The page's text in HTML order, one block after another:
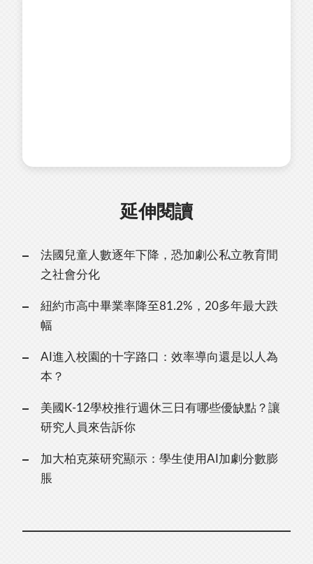
延伸閱讀
法國兒童人數逐年下降，恐加劇公私立教育間
之社會分化
紐約市高中畢業率降至81.2%，20多年最大跌
幅
AI進入校園的十字路口：效率導向還是以人為
本？
美國K-12學校推行週休三日有哪些優缺點？讓
研究人員來告訴你
加大柏克萊研究顯示：學生使用AI加劇分數膨
脹